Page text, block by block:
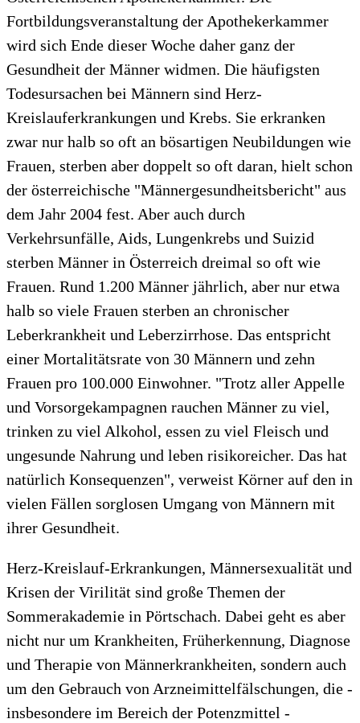
Fortbildungsveranstaltung der Apothekerkammer
wird sich Ende dieser Woche daher ganz der
Gesundheit der Männer widmen. Die häufigsten
Todesursachen bei Männern sind Herz-
Kreislauferkrankungen und Krebs. Sie erkranken
zwar nur halb so oft an bösartigen Neubildungen wie
Frauen, sterben aber doppelt so oft daran, hielt schon
der österreichische "Männergesundheitsbericht" aus
dem Jahr 2004 fest. Aber auch durch
Verkehrsunfälle, Aids, Lungenkrebs und Suizid
sterben Männer in Österreich dreimal so oft wie
Frauen. Rund 1.200 Männer jährlich, aber nur etwa
halb so viele Frauen sterben an chronischer
Leberkrankheit und Leberzirrhose. Das entspricht
einer Mortalitätsrate von 30 Männern und zehn
Frauen pro 100.000 Einwohner. "Trotz aller Appelle
und Vorsorgekampagnen rauchen Männer zu viel,
trinken zu viel Alkohol, essen zu viel Fleisch und
ungesunde Nahrung und leben risikoreicher. Das hat
natürlich Konsequenzen", verweist Körner auf den in
vielen Fällen sorglosen Umgang von Männern mit
ihrer Gesundheit.
Herz-Kreislauf-Erkrankungen, Männersexualität und
Krisen der Virilität sind große Themen der
Sommerakademie in Pörtschach. Dabei geht es aber
nicht nur um Krankheiten, Früherkennung, Diagnose
und Therapie von Männerkrankheiten, sondern auch
um den Gebrauch von Arzneimittelfälschungen, die -
insbesondere im Bereich der Potenzmittel -